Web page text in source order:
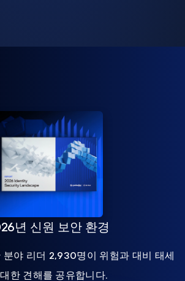
년 신원 보안 환경
분야 리더 2,930명이 위험과 대비 태세
한 견해를 공유합니다.